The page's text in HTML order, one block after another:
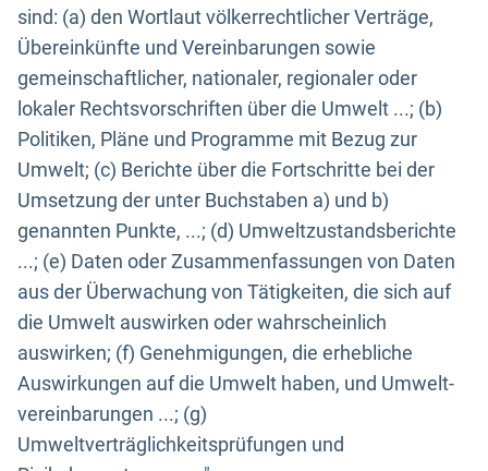
sind: (a) den Wortlaut völkerrechtlicher Verträge,
Übereinkünfte und Vereinbarungen sowie
gemeinschaftlicher, nationaler, regionaler oder
lokaler Rechtsvorschriften über die Umwelt ...; (b)
Politiken, Pläne und Programme mit Bezug zur
Umwelt; (c) Berichte über die Fortschritte bei der
Umsetzung der unter Buchstaben a) und b)
genannten Punkte, ...; (d) Umweltzustandsberichte
...; (e) Daten oder Zusammenfassungen von Daten
aus der Überwachung von Tätigkeiten, die sich auf
die Umwelt auswirken oder wahrscheinlich
auswirken; (f) Genehmigungen, die erhebliche
Auswirkungen auf die Umwelt haben, und Umwelt-
vereinbarungen ...; (g)
Umweltverträglichkeitsprüfungen und